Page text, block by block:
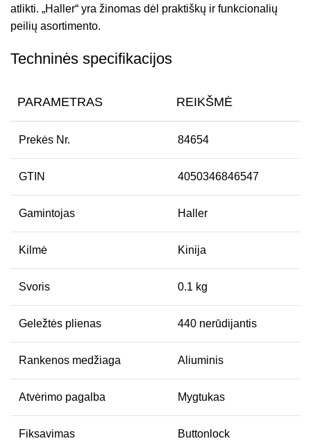
atlikti. „Haller“ yra žinomas dėl praktiškų ir funkcionalių
peilių asortimento.
Techninės specifikacijos
PARAMETRAS REIKŠMĖ
Prekės Nr. 84654
GTIN 4050346846547
Gamintojas Haller
Kilmė Kinija
Svoris 0.1 kg
Geležtės plienas 440 nerūdijantis
Rankenos medžiaga Aliuminis
Atvėrimo pagalba Mygtukas
Fiksavimas Buttonlock